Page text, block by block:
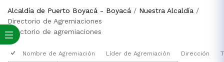
Alcaldía de Puerto Boyacá - Boyacá / Nuestra Alcaldía /
Directorio de Agremiaciones
​dir​ectorio de agremiaciones
Nombre de Agremiación Líder de Agremiación Dirección